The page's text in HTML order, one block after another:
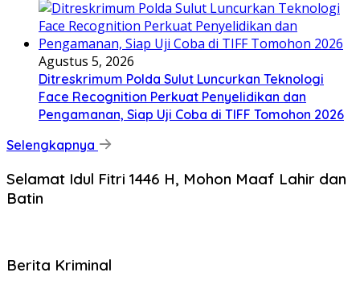
Agustus 5, 2026
Ditreskrimum Polda Sulut Luncurkan Teknologi
Face Recognition Perkuat Penyelidikan dan
Pengamanan, Siap Uji Coba di TIFF Tomohon 2026
Selengkapnya
Selamat Idul Fitri 1446 H, Mohon Maaf Lahir dan
Batin
Berita Kriminal